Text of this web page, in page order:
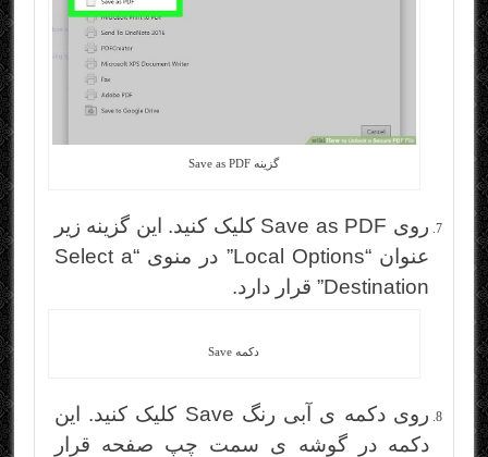
گزینه Save as PDF
روی Save as PDF کلیک کنید. این گزینه زیر
عنوان “Local Options” در منوی “Select a
Destination” قرار دارد.
دکمه Save
روی دکمه ی آبی رنگ Save کلیک کنید. این
دکمه در گوشه ی سمت چپ صفحه قرار